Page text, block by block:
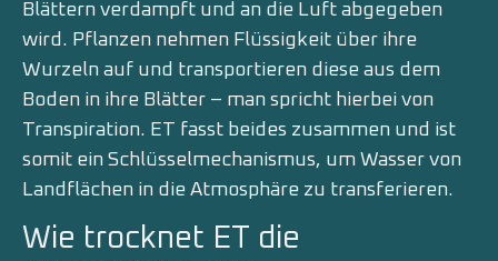
Blättern verdampft und an die Luft abgegeben
wird. Pflanzen nehmen Flüssigkeit über ihre
Wurzeln auf und transportieren diese aus dem
Boden in ihre Blätter – man spricht hierbei von
Transpiration. ET fasst beides zusammen und ist
somit ein Schlüsselmechanismus, um Wasser von
Landflächen in die Atmosphäre zu transferieren.
Wie trocknet ET die